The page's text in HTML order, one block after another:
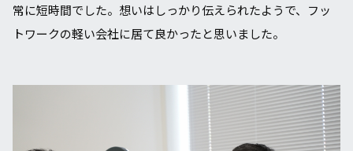
常に短時間でした。想いはしっかり伝えられたようで、フッ
トワークの軽い会社に居て良かったと思いました。